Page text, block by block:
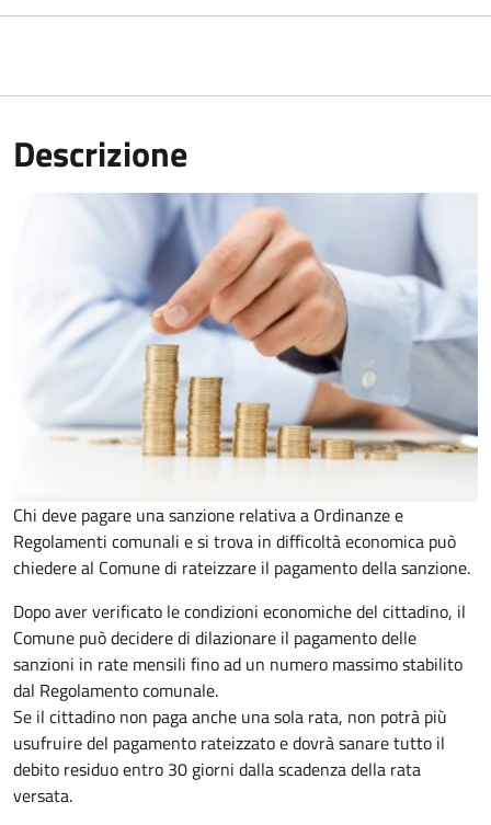
Descrizione
Chi deve pagare una sanzione relativa a Ordinanze e
Regolamenti comunali e si trova in difficoltà economica può
chiedere al Comune di rateizzare il pagamento della sanzione.
Dopo aver verificato le condizioni economiche del cittadino, il
Comune può decidere di dilazionare il pagamento delle
sanzioni in rate mensili fino ad un numero massimo stabilito
dal Regolamento comunale.
Se il cittadino non paga anche una sola rata, non potrà più
usufruire del pagamento rateizzato e dovrà sanare tutto il
debito residuo entro 30 giorni dalla scadenza della rata
versata.